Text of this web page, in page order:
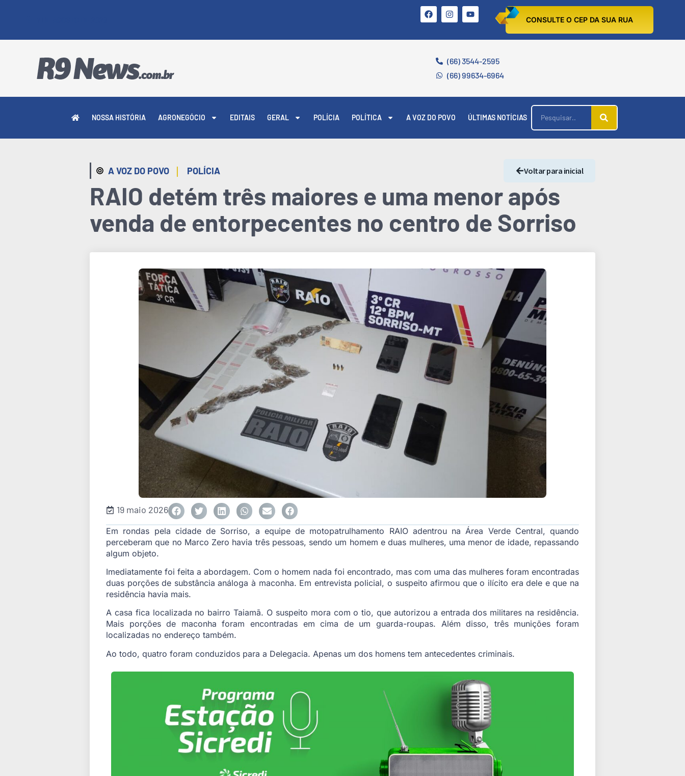
CONSULTE O CEP DA SUA RUA
(66) 3544-2595
(66) 99634-6964
NOSSA HISTÓRIA AGRONEGÓCIO EDITAIS GERAL POLÍCIA POLÍTICA A VOZ DO POVO ÚLTIMAS NOTÍCIAS
A VOZ DO POVO | POLÍCIA Voltar para inicial
RAIO detém três maiores e uma menor após
venda de entorpecentes no centro de Sorriso
19 maio 2026
Em rondas pela cidade de Sorriso, a equipe de motopatrulhamento RAIO adentrou na Área Verde Central, quando
perceberam que no Marco Zero havia três pessoas, sendo um homem e duas mulheres, uma menor de idade, repassando
algum objeto.
Imediatamente foi feita a abordagem. Com o homem nada foi encontrado, mas com uma das mulheres foram encontradas
duas porções de substância análoga à maconha. Em entrevista policial, o suspeito afirmou que o ilícito era dele e que na
residência havia mais.
A casa fica localizada no bairro Taiamã. O suspeito mora com o tio, que autorizou a entrada dos militares na residência.
Mais porções de maconha foram encontradas em cima de um guarda-roupas. Além disso, três munições foram
localizadas no endereço também.
Ao todo, quatro foram conduzidos para a Delegacia. Apenas um dos homens tem antecedentes criminais.